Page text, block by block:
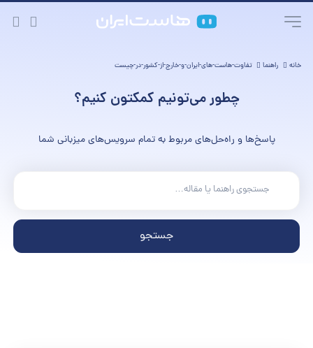
خانه راهنما تفاوت-هاست-های-ایران-و-خارج-از-کشور-در-چیست
چطور می‌تونیم کمکتون کنیم؟
پاسخ‌ها و راه‌حل‌های مربوط به تمام سرویس‌های میزبانی شما
جستجو